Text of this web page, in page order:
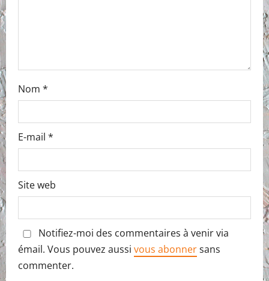
Nom *
E-mail *
Site web
Notifiez-moi des commentaires à venir via
émail. Vous pouvez aussi vous abonnersans
commenter.